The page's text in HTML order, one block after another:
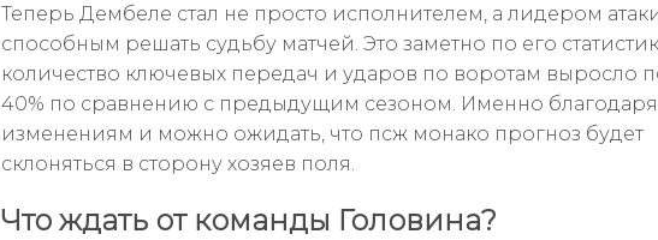
Теперь Дембеле стал не просто исполнителем, а лидером
способным решать судьбу матчей. Это заметно по его
количество ключевых передач и ударов по воротам выросло
40% по сравнению с предыдущим сезоном. Именно благодаря
изменениям и можно ожидать, что псж монако прогноз будет
склоняться в сторону хозяев поля.
Что ждать от команды Головина?